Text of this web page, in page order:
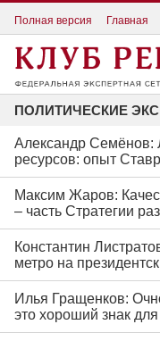
Полная версия Главная
ПОЛИТИЧЕСКИЕ
Александр Семёнов:
ресурсов: опыт
Максим Жаров:
– часть Стратегии
Константин
метро на
Илья Гращенков:
это хороший знак